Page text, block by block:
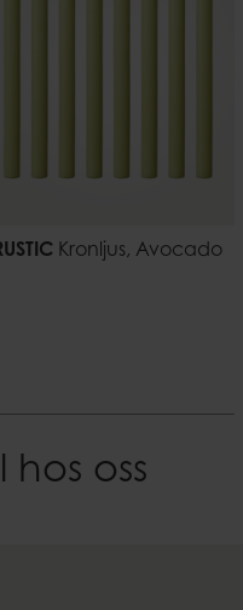
Kronljus, Avocado
hos oss